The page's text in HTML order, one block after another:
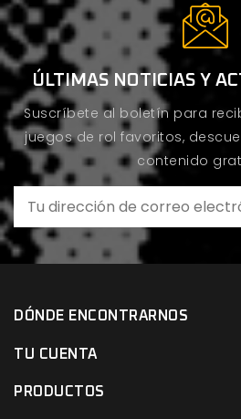
ÚLTIMAS NOTICIAS Y
Suscríbete al boletín para
juegos de rol favoritos,
contenido
DÓNDE ENCONTRARNOS
TU CUENTA
PRODUCTOS